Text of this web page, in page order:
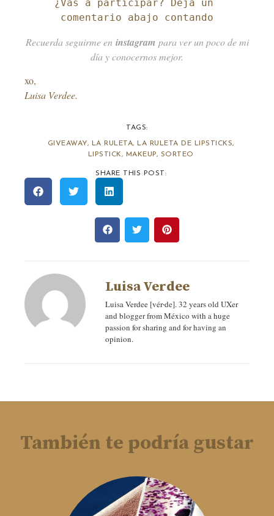
¿Vas a participar? Deja un
comentario abajo contando
Recuerda seguirme en instagram para ver un poco de mi
día y conocernos mejor.
xo,
Luisa Verdee.
TAGS:
GIVEAWAY, LA RULETA, LA RULETA DE LIPSTICKS,
LIPSTICK, MAKEUP, SORTEO
SHARE THIS POST:
Luisa Verdee
Luisa Verdee [vér‧de]. 32 years old UXer
and blogger from México with a huge
passion for sharing and for having an
opinion.
También te podría gustar